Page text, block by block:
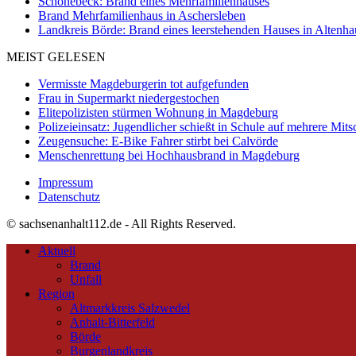
Brand Mehrfamilienhaus in Aschersleben
Landkreis Börde: Brand eines leerstehenden Hauses in
MEIST GELESEN
Vermisste Magdeburgerin tot aufgefunden
Frau in Supermarkt niedergestochen
Elitepolizisten stürmen Wohnung in Magdeburg
Polizeieinsatz: Jugendlicher schießt in Schule auf mehrere
Zeugensuche: E-Bike Fahrer stirbt bei Calvörde
Menschenrettung bei Hochhausbrand in Magdeburg
Impressum
Datenschutz
© sachsenanhalt112.de - All Rights Reserved.
Aktuell
Brand
Unfall
Region
Altmarkkreis Salzwedel
Anhalt-Bitterfeld
Börde
Burgenlandkreis